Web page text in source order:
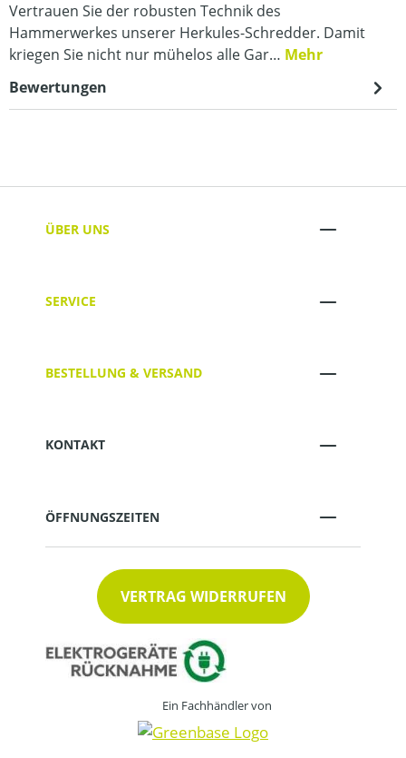
Vertrauen Sie der robusten Technik des
Hammerwerkes unserer Herkules-Schredder. Damit
kriegen Sie nicht nur mühelos alle Gar… Mehr
Bewertungen
ÜBER UNS
SERVICE
BESTELLUNG & VERSAND
KONTAKT
ÖFFNUNGSZEITEN
VERTRAG WIDERRUFEN
Ein Fachhändler von